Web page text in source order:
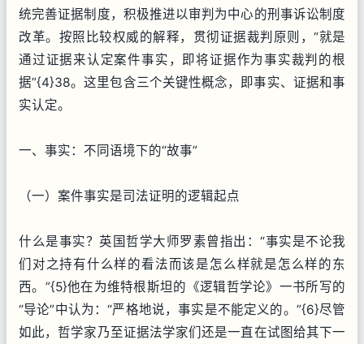
统完善证据制度，积极推进以审判为中心的刑事诉讼制度
改革。按照比较权威的解释，贯彻证据裁判原则，“就是
通过证据来认定案件事实，即将证据作为事实裁判的根
据”{4}38。这里包含三个关键性概念，即事实、证据和事
实认定。
一、事实：不同语境下的“故事”
（一）案件事实是司法证明的逻辑起点
什么是事实？英国哲学大师罗素曾指出：“事实是不论我
们对之持有什么样的看法而该是怎么样就是怎么样的东
西。”{5}他在为维特根斯坦的《逻辑哲学论》一书所写的
“导论”中认为：“严格地说，事实是不能定义的。”{6}尽管
如此，哲学家乃至证据法学家们还是一直在试图给其下一